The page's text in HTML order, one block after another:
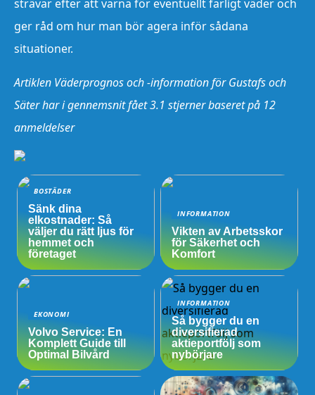
strävar efter att varna för eventuellt farligt väder och
ger råd om hur man bör agera inför sådana
situationer.
Artiklen Väderprognos och -information för Gustafs och
Säter har i gennemsnit fået3.1 stjerner baseret på 12
anmeldelser
BOSTÄDER
Sänk dina
elkostnader: Så
väljer du rätt ljus för
hemmet och
företaget
INFORMATION
Vikten av Arbetsskor
för Säkerhet och
Komfort
EKONOMI
Volvo Service: En
Komplett Guide till
Optimal Bilvård
INFORMATION
Så bygger du en
diversifierad
aktieportfölj som
nybörjare